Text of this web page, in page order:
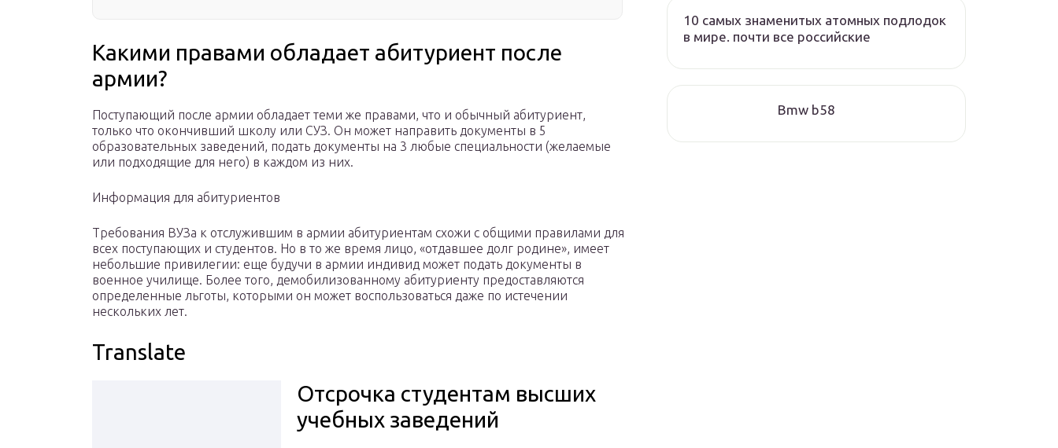
Какими правами обладает абитуриент после
армии?
Поступающий после армии обладает теми же правами, что и обычный абитуриент,
только что окончивший школу или СУЗ. Он может направить документы в 5
образовательных заведений, подать документы на 3 любые специальности (желаемые
или подходящие для него) в каждом из них.
Информация для абитуриентов
Требования ВУЗа к отслужившим в армии абитуриентам схожи с общими правилами для
всех поступающих и студентов. Но в то же время лицо, «отдавшее долг родине», имеет
небольшие привилегии: еще будучи в армии индивид может подать документы в
военное училище. Более того, демобилизованному абитуриенту предоставляются
определенные льготы, которыми он может воспользоваться даже по истечении
нескольких лет.
Translate
Отсрочка студентам высших
учебных заведений
10 самых знаменитых атомных подлодок
в мире. почти все российские
Bmw b58